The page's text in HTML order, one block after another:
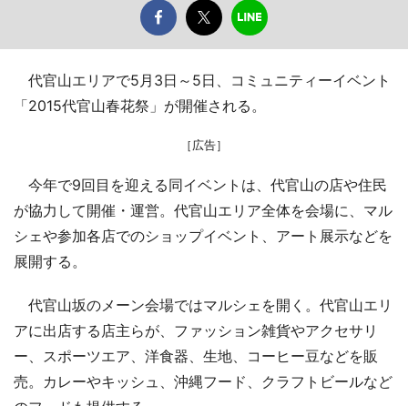
代官山エリアで5月3日～5日、コミュニティーイベント
「2015代官山春花祭」が開催される。
［広告］
今年で9回目を迎える同イベントは、代官山の店や住民
が協力して開催・運営。代官山エリア全体を会場に、マル
シェや参加各店でのショップイベント、アート展示などを
展開する。
代官山坂のメーン会場ではマルシェを開く。代官山エリ
アに出店する店主らが、ファッション雑貨やアクセサリ
ー、スポーツエア、洋食器、生地、コーヒー豆などを販
売。カレーやキッシュ、沖縄フード、クラフトビールなど